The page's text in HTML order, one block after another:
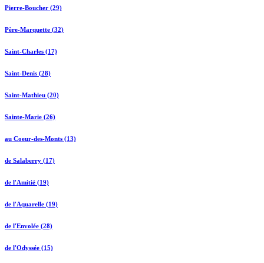
Pierre-Boucher (29)
Père-Marquette (32)
Saint-Charles (17)
Saint-Denis (28)
Saint-Mathieu (20)
Sainte-Marie (26)
au Coeur-des-Monts (13)
de Salaberry (17)
de l'Amitié (19)
de l'Aquarelle (19)
de l'Envolée (28)
de l'Odyssée (15)